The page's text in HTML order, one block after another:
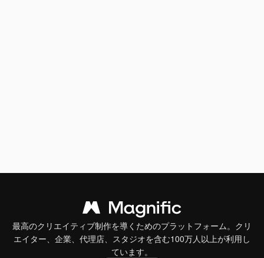
最高のクリエイティブ制作を導くためのプラットフォーム。クリ
エイター、企業、代理店、スタジオを含む100万人以上が利用し
ています。